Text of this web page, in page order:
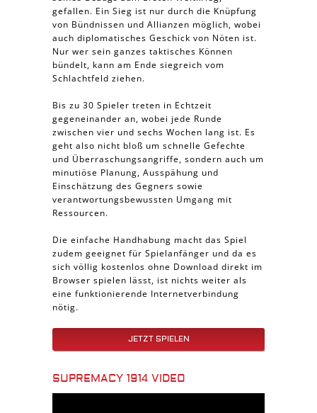
gefallen. Ein Sieg ist nur durch die Knüpfung
von Bündnissen und Allianzen möglich, wobei
auch diplomatisches Geschick von Nöten ist.
Nur wer sein ganzes taktisches Können
bündelt, kann am Ende siegreich vom
Schlachtfeld ziehen.
Bis zu 30 Spieler treten in Echtzeit
gegeneinander an, wobei jede Runde
zwischen vier und sechs Wochen lang ist. Es
geht also nicht bloß um schnelle Gefechte
und Überraschungsangriffe, sondern auch um
minutiöse Planung, Ausspähung und
Einschätzung des Gegners sowie
verantwortungsbewussten Umgang mit
Ressourcen.
Die einfache Handhabung macht das Spiel
zudem geeignet für Spielanfänger und da es
sich völlig kostenlos ohne Download direkt im
Browser spielen lässt, ist nichts weiter als
eine funktionierende Internetverbindung
nötig.
JETZT SPIELEN
SUPREMACY 1914 VIDEO